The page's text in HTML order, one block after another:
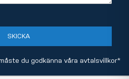
SKICKA
du godkänna våra avtalsvillkor*